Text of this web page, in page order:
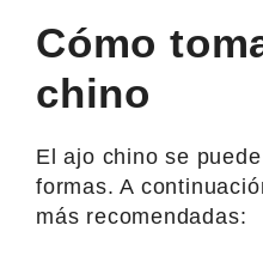
Cómo
chino
El ajo chino se
formas. A
más recomendadas: